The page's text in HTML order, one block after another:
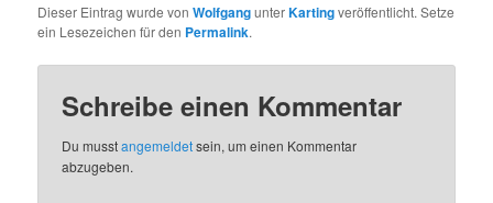
Dieser Eintrag wurde vonWolfgangunterKartingveröffentlicht. Setze
ein Lesezeichen für den Permalink.
Schreibe einen Kommentar
Du musstangemeldetsein, um einen Kommentar
abzugeben.